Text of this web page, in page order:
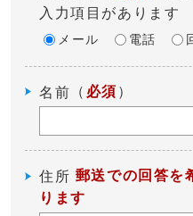
入力項目があります
メール 電話
名前 （ 必須 ）
住所 郵送での回答を
ります